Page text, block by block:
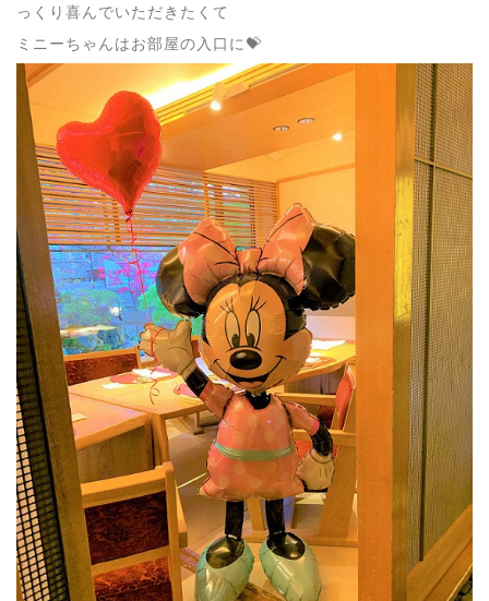
っくり喜んでいただきたくて
ミニーちゃんはお部屋の入口に💝